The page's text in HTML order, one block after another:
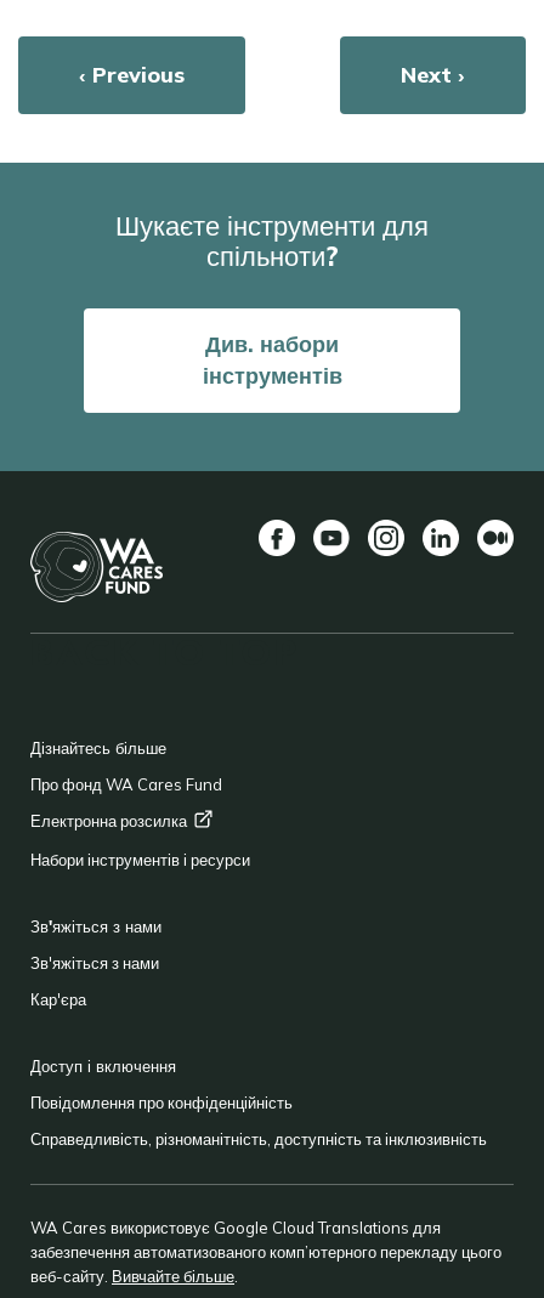
сторінки
Попередня сторінка
‹ Previous Наступна
Next ›
Шукаєте інструменти для
спільноти?
Див. набори
інструментів
Дізнайтесь більше
Про фонд WA Cares Fund
Електроннарозсилка
Набори інструментів і ресурси
Зв'яжіться з нами
Зв'яжіться з нами
Кар'єра
Доступ і включення
Повідомлення про конфіденційність
Справедливість, різноманітність, доступність та інклюзивність
WA Cares використовує Google Cloud Translations для
забезпечення автоматизованого комп’ютерного перекладу цього
веб-сайту. Вивчайте більше.